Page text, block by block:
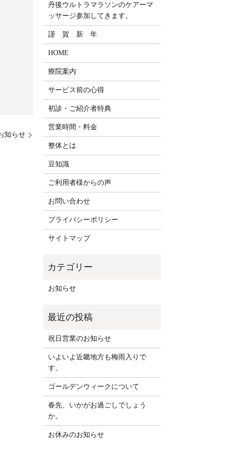
知らせ
丹後ウルトラマラソンのケアーマ
ッサージ参加してきます。
謹 賀 新 年
HOME
療院案内
サービス前の心得
初診・ご紹介者特典
営業時間・料金
整体とは
豆知識
ご利用者様からの声
お問い合わせ
プライバシーポリシー
サイトマップ
お知らせ
祝日営業のお知らせ
いよいよ近畿地方も梅雨入りで
す。
ゴールデンウィークについて
春先、いかがお過ごしでしょう
か。
お休みのお知らせ